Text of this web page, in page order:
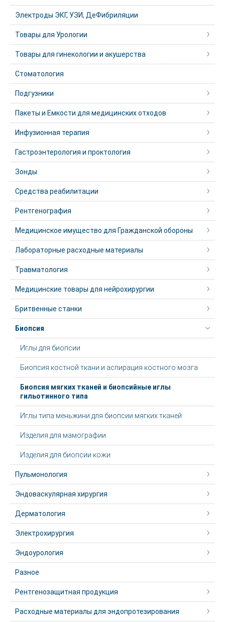
Электроды ЭКГ, УЗИ, ДеФибриляции
Товары для Урологии
Товары для гинекологии и акушерства
Стоматология
Подгузники
Пакеты и Емкости для медицинских отходов
Инфузионная терапия
Гастроэнтерология и проктология
Зонды
Средства реабилитации
Рентгенография
Медицинское имущество для Гражданской обороны
Лабораторные расходные материалы
Травматология
Медицинские товары для нейрохирургии
Бритвенные станки
Биопсия
Иглы для биопсии
Биопсия костной ткани и аспирация костного мозга
Биопсия мягких тканей и биопсийные иглы
гильотинного типа
Иглы типа меньжини для биопсии мягких тканей
Изделия для мамографии
Изделия для биопсии кожи
Пульмонология
Эндоваскулярная хирургия
Дерматология
Электрохирургия
Эндоурология
Разное
Рентгенозащитная продукция
Расходные материалы для эндопротезирования